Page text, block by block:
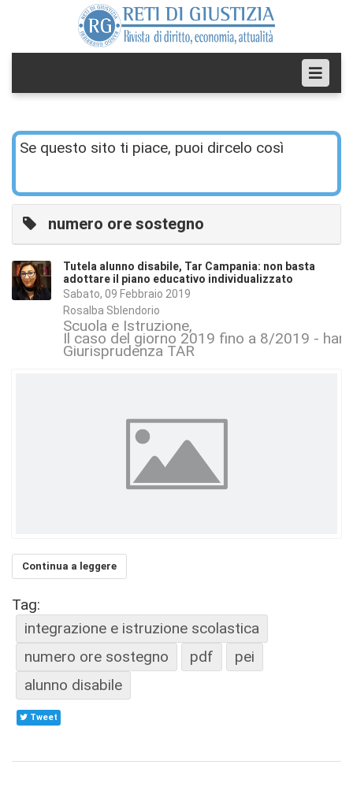
Se questo sito ti piace, puoi dircelo così
numero ore sostegno
Tutela alunno disabile, Tar Campania: non basta
adottare il piano educativo individualizzato
Sabato, 09 Febbraio 2019
Rosalba Sblendorio
Scuola e Istruzione
Il caso del giorno 2019 fino a 8/2019 -
Giurisprudenza TAR
Continua a leggere
Tag:
integrazione e istruzione scolastica
numero ore sostegno
pdf
pei
alunno disabile
Tweet